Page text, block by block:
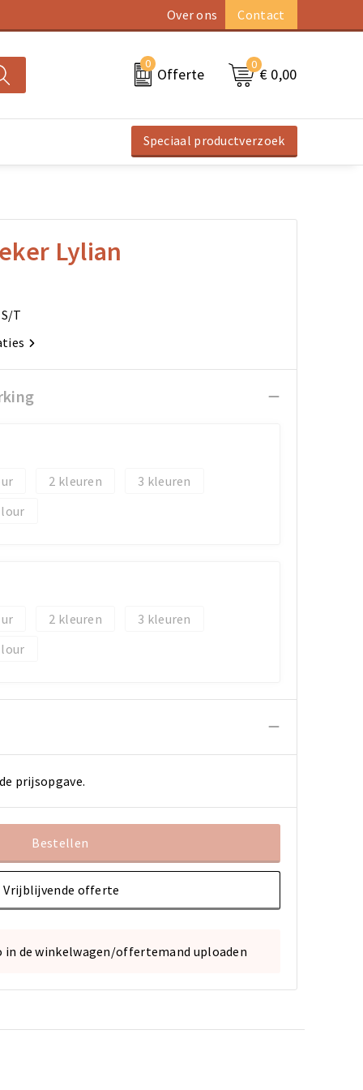
Over ons Contact
0
Offerte
0
€ 0,00
Speciaal productverzoek
Lylian
T
2
3
2
3
prijsopgave.
Bestellen
Vrijblijvende offerte
in de winkelwagen/offertemand uploaden